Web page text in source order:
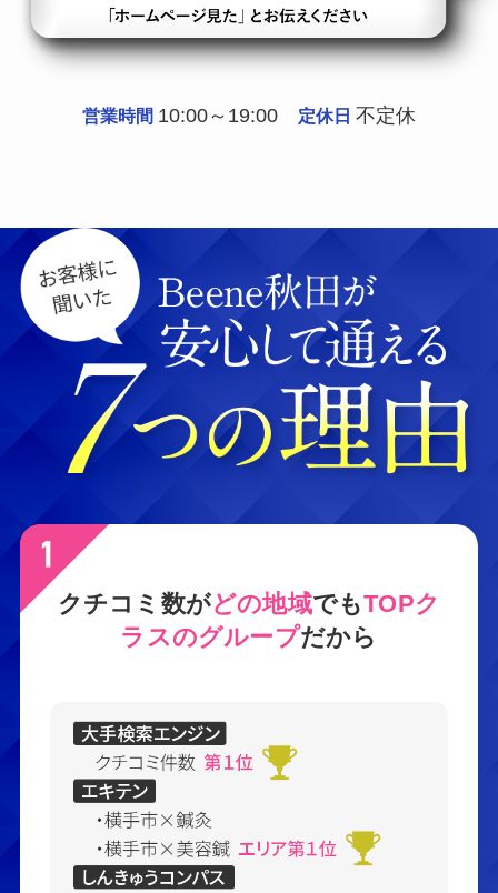
営業時間 10:00～19:00 定休日 不定休
クチコミ数がどの地域でもTOPク
ラスのグループだから